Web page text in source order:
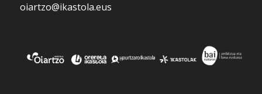
oiartzo@ikastola.eus